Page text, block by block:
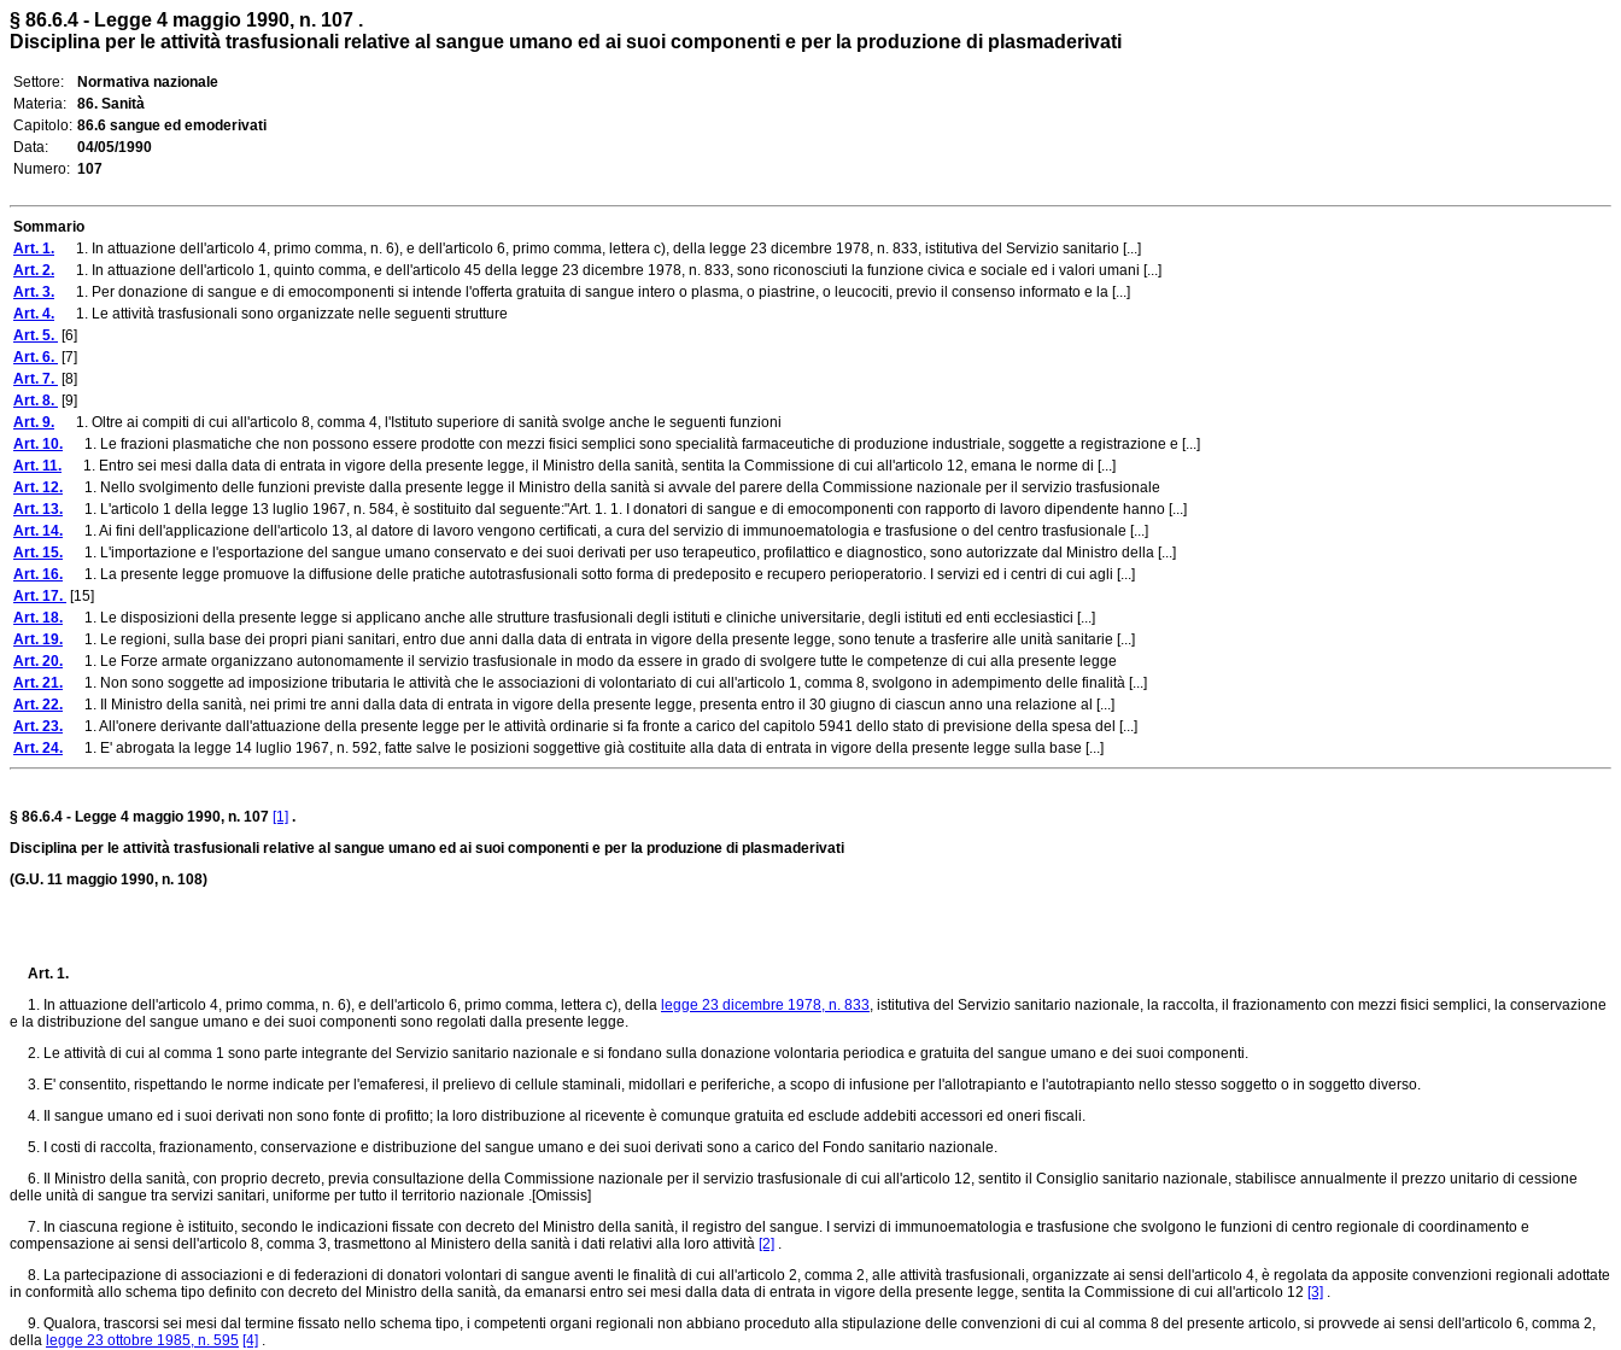
§ 86.6.4 - Legge 4 maggio 1990, n. 107 .
Disciplina per le attività trasfusionali relative al sangue umano ed ai suoi componenti e per la produzione di plasmaderivati
Settore:
Normativa nazionale
Materia:
86. Sanità
Capitolo: 86.6 sangue ed emoderivati
Data:
04/05/1990
Numero: 107
Sommario
Art. 1. 1. In attuazione dell'articolo 4, primo comma, n. 6), e dell'articolo 6, primo comma, lettera c), della legge 23 dicembre 1978, n. 833, istitutiva del Servizio sanitario [...]
Art. 2. 1. In attuazione dell'articolo 1, quinto comma, e dell'articolo 45 della legge 23 dicembre 1978, n. 833, sono riconosciuti la funzione civica e sociale ed i valori umani [...]
Art. 3. 1. Per donazione di sangue e di emocomponenti si intende l'offerta gratuita di sangue intero o plasma, o piastrine, o leucociti, previo il consenso informato e la [...]
Art. 4. 1. Le attività trasfusionali sono organizzate nelle seguenti strutture
Art. 5. [6]
Art. 6. [7]
Art. 7. [8]
Art. 8. [9]
Art. 9. 1. Oltre ai compiti di cui all'articolo 8, comma 4, l'Istituto superiore di sanità svolge anche le seguenti funzioni
Art. 10. 1. Le frazioni plasmatiche che non possono essere prodotte con mezzi fisici semplici sono specialità farmaceutiche di produzione industriale, soggette a registrazione e [...]
Art. 11. 1. Entro sei mesi dalla data di entrata in vigore della presente legge, il Ministro della sanità, sentita la Commissione di cui all'articolo 12, emana le norme di [...]
Art. 12. 1. Nello svolgimento delle funzioni previste dalla presente legge il Ministro della sanità si avvale del parere della Commissione nazionale per il servizio trasfusionale
Art. 13. 1. L'articolo 1 della legge 13 luglio 1967, n. 584, è sostituito dal seguente:"Art. 1. 1. I donatori di sangue e di emocomponenti con rapporto di lavoro dipendente hanno [...]
Art. 14. 1. Ai fini dell'applicazione dell'articolo 13, al datore di lavoro vengono certificati, a cura del servizio di immunoematologia e trasfusione o del centro trasfusionale [...]
Art. 15. 1. L'importazione e l'esportazione del sangue umano conservato e dei suoi derivati per uso terapeutico, profilattico e diagnostico, sono autorizzate dal Ministro della [...]
Art. 16. 1. La presente legge promuove la diffusione delle pratiche autotrasfusionali sotto forma di predeposito e recupero perioperatorio. I servizi ed i centri di cui agli [...]
Art. 17. [15]
Art. 18. 1. Le disposizioni della presente legge si applicano anche alle strutture trasfusionali degli istituti e cliniche universitarie, degli istituti ed enti ecclesiastici [...]
Art. 19. 1. Le regioni, sulla base dei propri piani sanitari, entro due anni dalla data di entrata in vigore della presente legge, sono tenute a trasferire alle unità sanitarie [...]
Art. 20. 1. Le Forze armate organizzano autonomamente il servizio trasfusionale in modo da essere in grado di svolgere tutte le competenze di cui alla presente legge
Art. 21. 1. Non sono soggette ad imposizione tributaria le attività che le associazioni di volontariato di cui all'articolo 1, comma 8, svolgono in adempimento delle finalità [...]
Art. 22. 1. Il Ministro della sanità, nei primi tre anni dalla data di entrata in vigore della presente legge, presenta entro il 30 giugno di ciascun anno una relazione al [...]
Art. 23. 1. All'onere derivante dall'attuazione della presente legge per le attività ordinarie si fa fronte a carico del capitolo 5941 dello stato di previsione della spesa del [...]
Art. 24. 1. E' abrogata la legge 14 luglio 1967, n. 592, fatte salve le posizioni soggettive già costituite alla data di entrata in vigore della presente legge sulla base [...]
§ 86.6.4 - Legge 4 maggio 1990, n. 107 [1] .
Disciplina per le attività trasfusionali relative al sangue umano ed ai suoi componenti e per la produzione di plasmaderivati
(G.U. 11 maggio 1990, n. 108)
Art. 1.
1. In attuazione dell'articolo 4, primo comma, n. 6), e dell'articolo 6, primo comma, lettera c), della legge 23 dicembre 1978, n. 833, istitutiva del Servizio sanitario nazionale, la raccolta, il frazionamento con mezzi fisici semplici, la conservazione
e la distribuzione del sangue umano e dei suoi componenti sono regolati dalla presente legge.
2. Le attività di cui al comma 1 sono parte integrante del Servizio sanitario nazionale e si fondano sulla donazione volontaria periodica e gratuita del sangue umano e dei suoi componenti.
3. E' consentito, rispettando le norme indicate per l'emaferesi, il prelievo di cellule staminali, midollari e periferiche, a scopo di infusione per l'allotrapianto e l'autotrapianto nello stesso soggetto o in soggetto diverso.
4. Il sangue umano ed i suoi derivati non sono fonte di profitto; la loro distribuzione al ricevente è comunque gratuita ed esclude addebiti accessori ed oneri fiscali.
5. I costi di raccolta, frazionamento, conservazione e distribuzione del sangue umano e dei suoi derivati sono a carico del Fondo sanitario nazionale.
6. Il Ministro della sanità, con proprio decreto, previa consultazione della Commissione nazionale per il servizio trasfusionale di cui all'articolo 12, sentito il Consiglio sanitario nazionale, stabilisce annualmente il prezzo unitario di cessione
delle unità di sangue tra servizi sanitari, uniforme per tutto il territorio nazionale .[Omissis]
7. In ciascuna regione è istituito, secondo le indicazioni fissate con decreto del Ministro della sanità, il registro del sangue. I servizi di immunoematologia e trasfusione che svolgono le funzioni di centro regionale di coordinamento e
compensazione ai sensi dell'articolo 8, comma 3, trasmettono al Ministero della sanità i dati relativi alla loro attività [2] .
8. La partecipazione di associazioni e di federazioni di donatori volontari di sangue aventi le finalità di cui all'articolo 2, comma 2, alle attività trasfusionali, organizzate ai sensi dell'articolo 4, è regolata da apposite convenzioni regionali adottate
in conformità allo schema tipo definito con decreto del Ministro della sanità, da emanarsi entro sei mesi dalla data di entrata in vigore della presente legge, sentita la Commissione di cui all'articolo 12 [3] .
9. Qualora, trascorsi sei mesi dal termine fissato nello schema tipo, i competenti organi regionali non abbiano proceduto alla stipulazione delle convenzioni di cui al comma 8 del presente articolo, si provvede ai sensi dell'articolo 6, comma 2,
della legge 23 ottobre 1985, n. 595 [4] .